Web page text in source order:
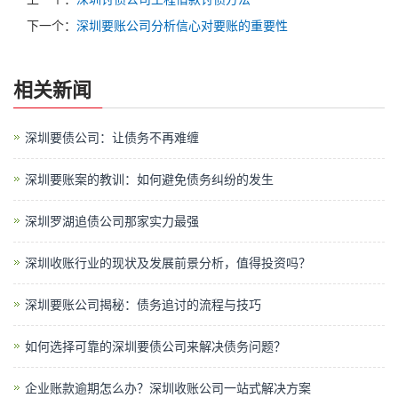
下一个： 深圳要账公司分析信心对要账的重要性
相关新闻
深圳要债公司：让债务不再难缠
深圳要账案的教训：如何避免债务纠纷的发生
深圳罗湖追债公司那家实力最强
深圳收账行业的现状及发展前景分析，值得投资吗？
深圳要账公司揭秘：债务追讨的流程与技巧
如何选择可靠的深圳要债公司来解决债务问题？
企业账款逾期怎么办？深圳收账公司一站式解决方案